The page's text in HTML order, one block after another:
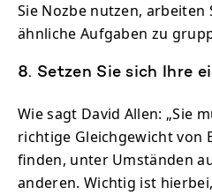
Sie Nozbe nutzen, arbeiten
ähnliche Aufgaben zu
8. Setzen Sie sich Ihre
Wie sagt David Allen: „Sie
richtige Gleichgewicht von
finden, unter Umständen
anderen. Wichtig ist